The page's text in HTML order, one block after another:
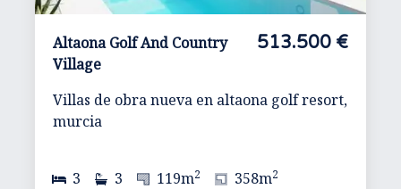
Altaona Golf And Country
Village
513.500 €
Villas de obra nueva en altaona golf resort,
murcia
3 3 119m2 358m2